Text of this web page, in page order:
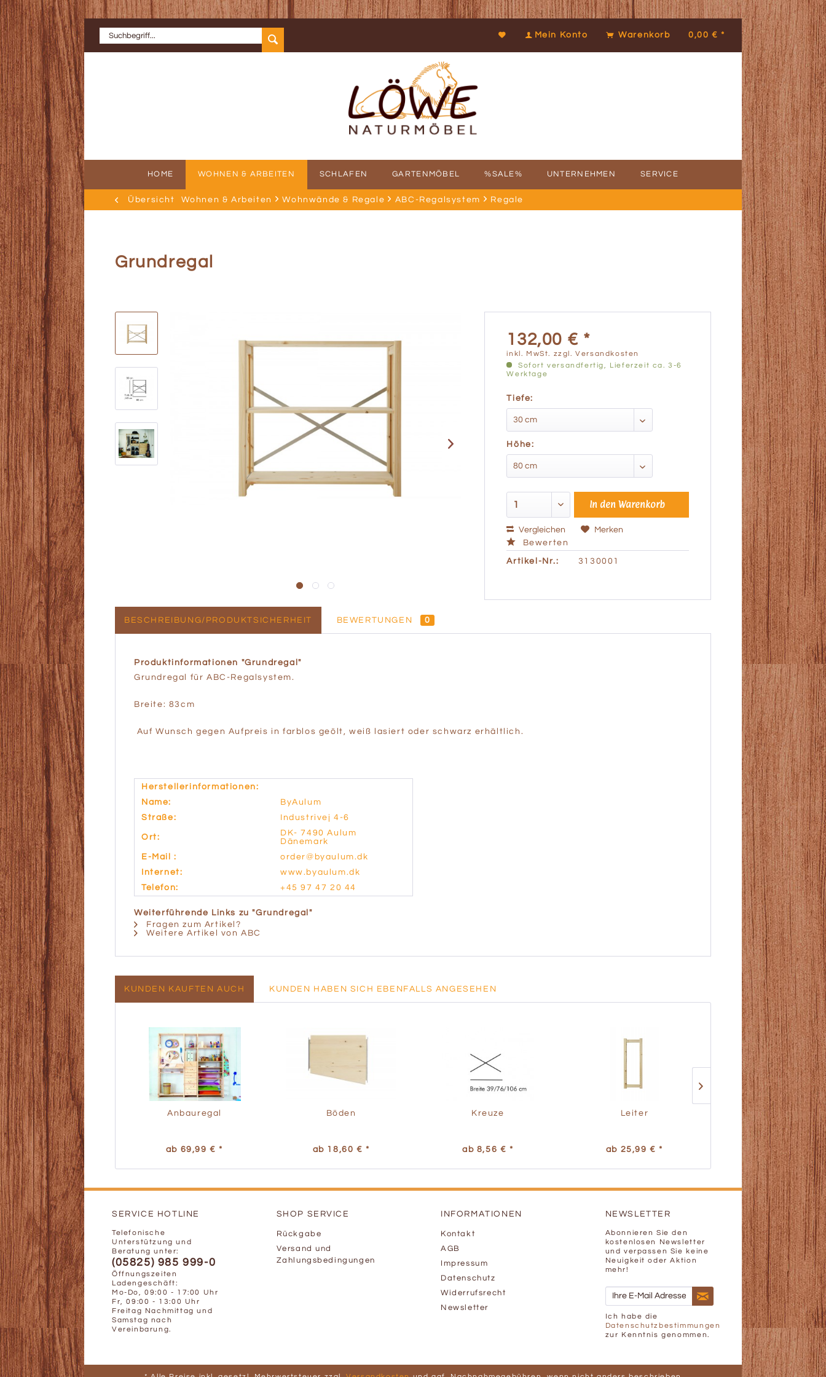
Mein Konto Warenkorb 0,00 € *
HOME WOHNEN & ARBEITEN SCHLAFEN GARTENMÖBEL %SALE% UNTERNEHMEN SERVICE
Übersicht Wohnen & Arbeiten Wohnwände & Regale ABC-Regalsystem Regale
Grundregal
132,00 € *
inkl. MwSt. zzgl. Versandkosten
Sofort versandfertig, Lieferzeit ca. 3-6
Werktage
Tiefe:
Höhe:
In den Warenkorb
Vergleichen
Merken
Bewerten
Artikel-Nr.: 3130001
BESCHREIBUNG/PRODUKTSICHERHEIT BEWERTUNGEN 0
Produktinformationen "Grundregal"
Grundregal für ABC-Regalsystem.
Breite: 83cm
Auf Wunsch gegen Aufpreis in farblos geölt, weiß lasiert oder schwarz erhältlich.
Herstellerinformationen:
Name:
ByAulum
Straße:
Industrivej 4-6
Ort:
DK- 7490 Aulum
Dänemark
E-Mail :
order@byaulum.dk
Internet:
www.byaulum.dk
Telefon:
+45 97 47 20 44
Weiterführende Links zu "Grundregal"
Fragen zum Artikel?
Weitere Artikel von ABC
KUNDEN KAUFTEN AUCH KUNDEN HABEN SICH EBENFALLS ANGESEHEN
Anbauregal
ab 69,99 € *
Böden
ab 18,60 € *
Kreuze
ab 8,56 € *
Leiter
ab 25,99 € *
Leiterunterbau
ab 19,49 € *
SERVICE HOTLINE
Telefonische
Unterstützung und
Beratung unter:
(05825) 985 999-0
Öffnungszeiten
Ladengeschäft:
Mo-Do, 09:00 - 17:00 Uhr
Fr, 09:00 - 13:00 Uhr
Freitag Nachmittag und
Samstag nach
Vereinbarung.
SHOP SERVICE
Rückgabe
Versand und
Zahlungsbedingungen
INFORMATIONEN
Kontakt
AGB
Impressum
Datenschutz
Widerrufsrecht
Newsletter
NEWSLETTER
Abonnieren Sie den
kostenlosen Newsletter
und verpassen Sie keine
Neuigkeit oder Aktion
mehr!
Ich habe die
Datenschutzbestimmungen
zur Kenntnis genommen.